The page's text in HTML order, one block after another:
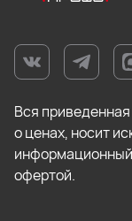
Вся
о ценах, носит
информационный
офертой.